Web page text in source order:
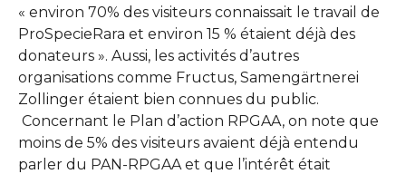
« environ 70% des visiteurs connaissait le travail de
ProSpecieRara et environ 15 % étaient déjà des
donateurs ». Aussi, les activités d’autres
organisations comme Fructus, Samengärtnerei
Zollinger étaient bien connues du public.
Concernant le Plan d’action RPGAA, on note que
moins de 5% des visiteurs avaient déjà entendu
parler du PAN-RPGAA et que l’intérêt était